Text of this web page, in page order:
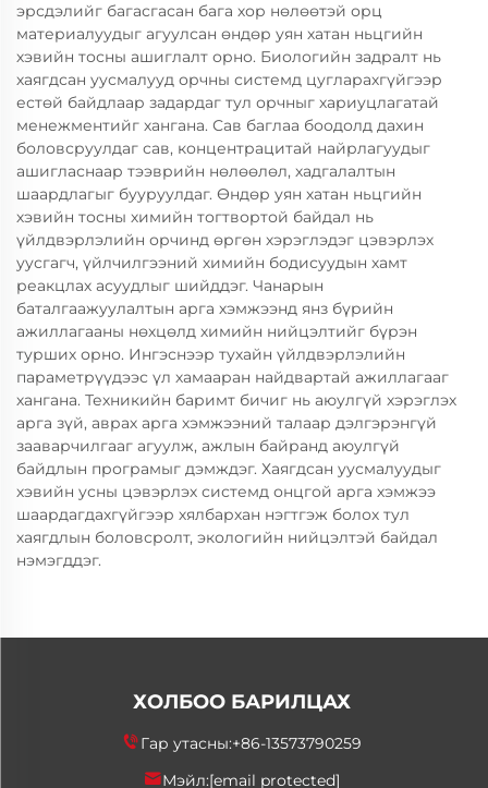
эрсдэлийг багасгасан бага хор нөлөөтэй орц
материалуудыг агуулсан өндөр уян хатан ньцгийн
хэвийн тосны ашиглалт орно. Биологийн задралт нь
хаягдсан уусмалууд орчны системд цугларахгүйгээр
естөй байдлаар задардаг тул орчныг хариуцлагатай
менежментийг хангана. Сав баглаа боодолд дахин
боловсруулдаг сав, концентрацитай найрлагуудыг
ашигласнаар тээврийн нөлөөлөл, хадгалалтын
шаардлагыг бууруулдаг. Өндөр уян хатан ньцгийн
хэвийн тосны химийн тогтвортой байдал нь
үйлдвэрлэлийн орчинд өргөн хэрэглэдэг цэвэрлэх
уусгагч, үйлчилгээний химийн бодисуудын хамт
реакцлах асуудлыг шийддэг. Чанарын
баталгаажуулалтын арга хэмжээнд янз бүрийн
ажиллагааны нөхцөлд химийн нийцэлтийг бүрэн
турших орно. Ингэснээр тухайн үйлдвэрлэлийн
параметрүүдээс үл хамааран найдвартай ажиллагааг
хангана. Техникийн баримт бичиг нь аюулгүй хэрэглэх
арга зүй, аврах арга хэмжээний талаар дэлгэрэнгүй
зааварчилгааг агуулж, ажлын байранд аюулгүй
байдлын програмыг дэмждэг. Хаягдсан уусмалуудыг
хэвийн усны цэвэрлэх системд онцгой арга хэмжээ
шаардагдахгүйгээр хялбархан нэгтгэж болох тул
хаягдлын боловсролт, экологийн нийцэлтэй байдал
нэмэгддэг.
ХОЛБОО БАРИЛЦАХ
Гар утасны:+86-13573790259
Мэйл:[email protected]